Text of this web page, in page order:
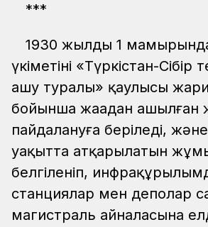
***
1930 жылдың 1
үкіметінің «Түркістан-
ашу туралы» қаулысы
бойынша жаңадан ашылған
пайдалануға беріледі,
уақытта атқарылатын
белгіленіп,
станциялар мен деполар
магистраль айналасына